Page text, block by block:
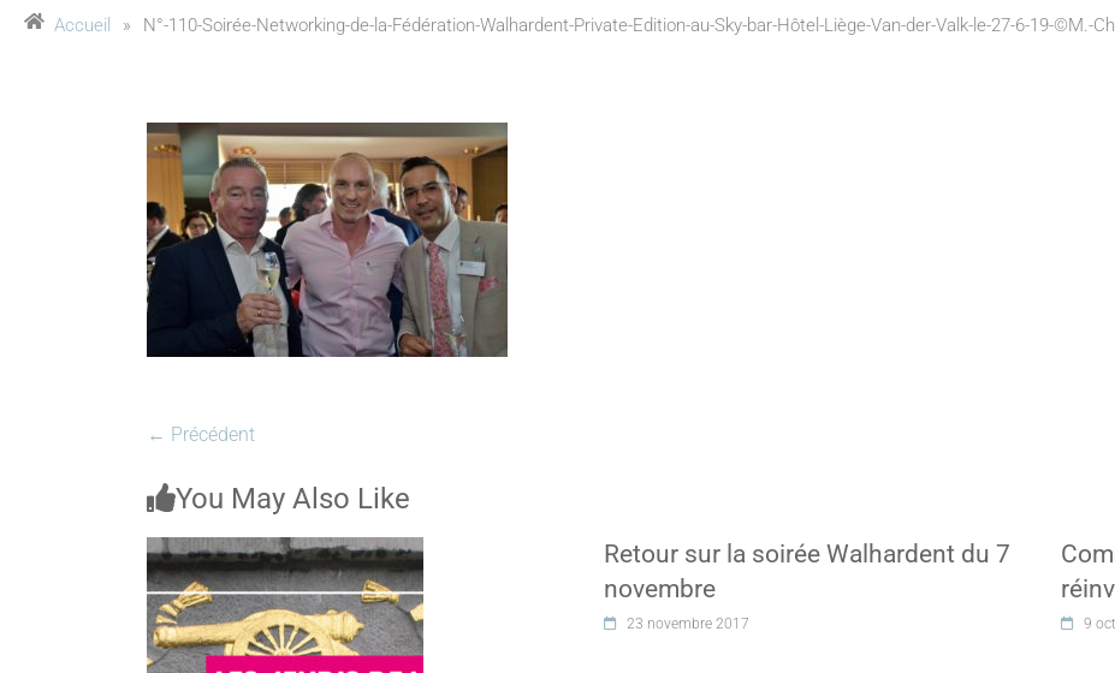
Accueil » N°-110-Soirée-Networking-de-la-Fédération-Walhardent-Private-Edition-au-Sky-bar-Hôtel-Liège-Van-der-Valk-le-27-6-19-©M.-
← Précédent
You May Also Like
Retour sur la soirée Walhardent du 7
novembre
23 novembre 2017 9